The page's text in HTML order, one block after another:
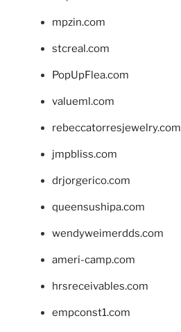
mpzin.com
stcreal.com
PopUpFlea.com
valueml.com
rebeccatorresjewelry.com
jmpbliss.com
drjorgerico.com
queensushipa.com
wendyweimerdds.com
ameri-camp.com
hrsreceivables.com
empconst1.com